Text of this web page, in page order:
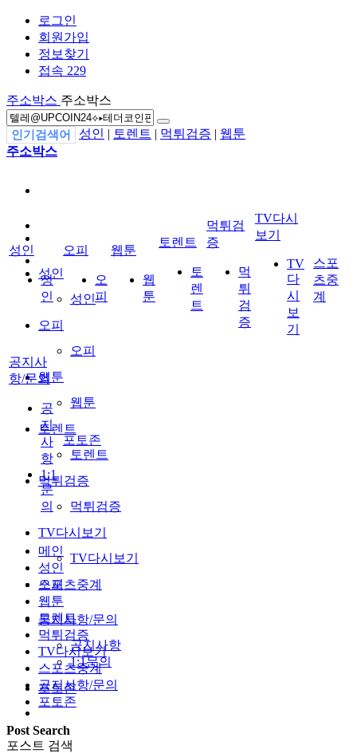
로그인
회원가입
정보찾기
접속 229
주소박스 주소박스
인기검색어 성인 | 토렌트 | 먹튀검증 | 웹툰
주소박스
성인
성인
오피
오피
웹툰
웹툰
토렌트
토렌트
먹튀검증
먹튀검증
TV다시보기
TV다시보기
스포츠중계
공지사항/문의
공지사항
1:1문의
포토존
성인
성
인
오피
오
피
웹툰
웹
툰
토렌트
토
렌
트
먹튀검
증
먹
튀
검
증
TV다시
보기
TV
다
시
보
기
스포
츠중
계
공지사
항/문의
공
지
사
항
1:1
문
의
포토존
메인
성인
오피
웹툰
토렌트
먹튀검증
TV다시보기
스포츠중계
공지사항/문의
포토존
Post Search
포스트 검색